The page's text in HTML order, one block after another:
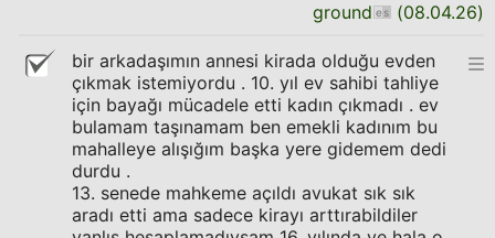
ground (08.04.26)
bir arkadaşımın annesi kirada olduğu evden
çıkmak istemiyordu . 10. yıl ev sahibi tahliye
için bayağı mücadele etti kadın çıkmadı . ev
bulamam taşınamam ben emekli kadınım bu
mahalleye alışığım başka yere gidemem dedi
durdu .
13. senede mahkeme açıldı avukat sık sık
aradı etti ama sadece kirayı arttırabildiler